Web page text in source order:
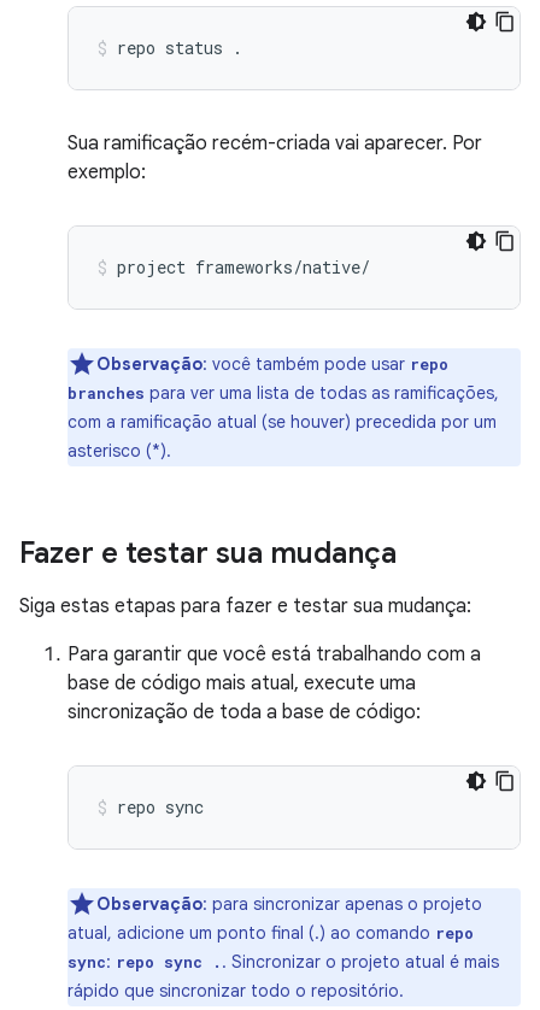
repo status .
Sua ramificação recém-criada vai aparecer. Por
exemplo:
project frameworks/native/
Observação: você também pode usar repo
branches para ver uma lista de todas as ramificações,
com a ramificação atual (se houver) precedida por um
asterisco (*).
Fazer e testar sua mudança
Siga estas etapas para fazer e testar sua mudança:
Para garantir que você está trabalhando com a
base de código mais atual, execute uma
sincronização de toda a base de código:
repo sync
Observação: para sincronizar apenas o projeto
atual, adicione um ponto final (.) ao comando repo
sync: repo sync . . Sincronizar o projeto atual é mais
rápido que sincronizar todo o repositório.